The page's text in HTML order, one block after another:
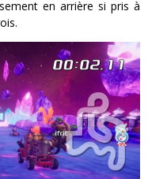
en arrière si pris à